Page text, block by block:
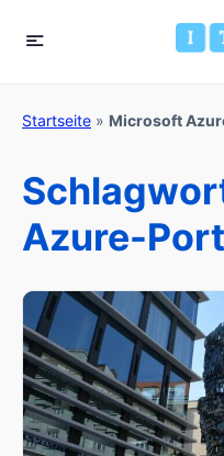
Startseite » Microsoft
Azure-